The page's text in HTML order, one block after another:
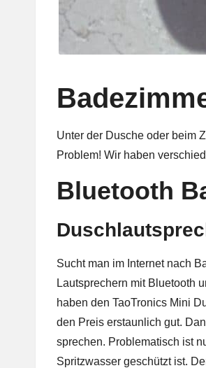
Unter der Dusche oder beim
Problem! Wir haben
Bluetooth
Sucht man im Internet nach
Lautsprechern mit Bluetooth
haben den TaoTronics Mini
den Preis erstaunlich gut.
sprechen. Problematisch ist
Spritzwasser geschützt ist.